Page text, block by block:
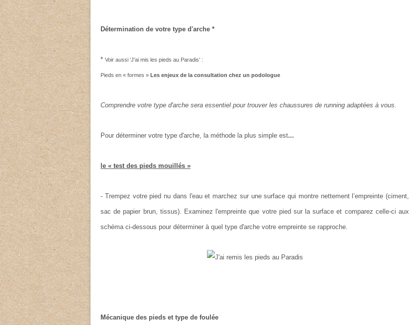
Détermination de votre type d'arche *
* Voir aussi ‘J'ai mis les pieds au Paradis’ :
Pieds en « formes » Les enjeux de la consultation chez un podologue
Comprendre votre type d'arche sera essentiel pour trouver les chaussures de running adaptées à vous.
Pour déterminer votre type d'arche, la méthode la plus simple est...
le « test des pieds mouillés »
- Trempez votre pied nu dans l'eau et marchez sur une surface qui montre nettement l’empreinte (ciment,
sac de papier brun, tissus). Examinez l'empreinte que votre pied sur la surface et comparez celle-ci aux
schéma ci-dessous pour déterminer à quel type d'arche votre empreinte se rapproche.
Mécanique des pieds et type de foulée